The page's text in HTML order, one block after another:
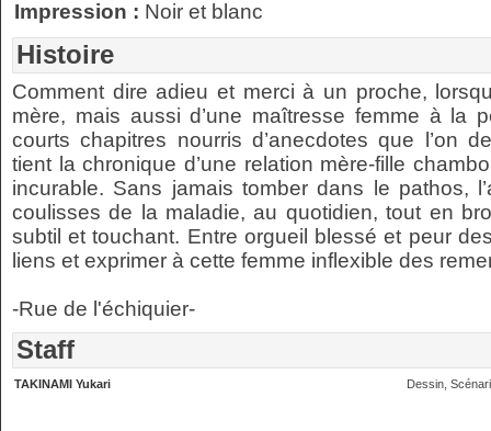
Impression : Noir et blanc
Histoire
Comment dire adieu et merci à un proche,
mère, mais aussi d’une maîtresse femme à la
courts chapitres nourris d’anecdotes que l’on
tient la chronique d’une relation mère-fille
incurable. Sans jamais tomber dans le pathos,
coulisses de la maladie, au quotidien, tout en
subtil et touchant. Entre orgueil blessé et peur
liens et exprimer à cette femme inflexible des
-Rue de l'échiquier-
Staff
TAKINAMI Yukari Dessin,